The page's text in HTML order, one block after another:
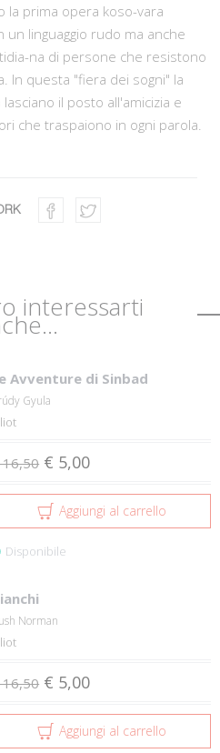
la prima opera koso-vara
linguaggio rudo ma anche
na di persone che resistono
In questa "fiera dei sogni" la
il posto all'amicizia e
che traspaiono in ogni parola.
interessarti
Avventure di Sinbad
Gyula
16,50 € 5,00
Aggiungi al carrello
Disponibile
Norman
16,50 € 5,00
Aggiungi al carrello